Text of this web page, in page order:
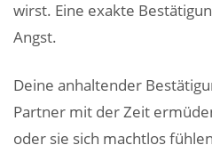
wirst. Eine exakte
Angst.
Deine anhaltender
Partner mit der Zeit
oder sie sich machtlos